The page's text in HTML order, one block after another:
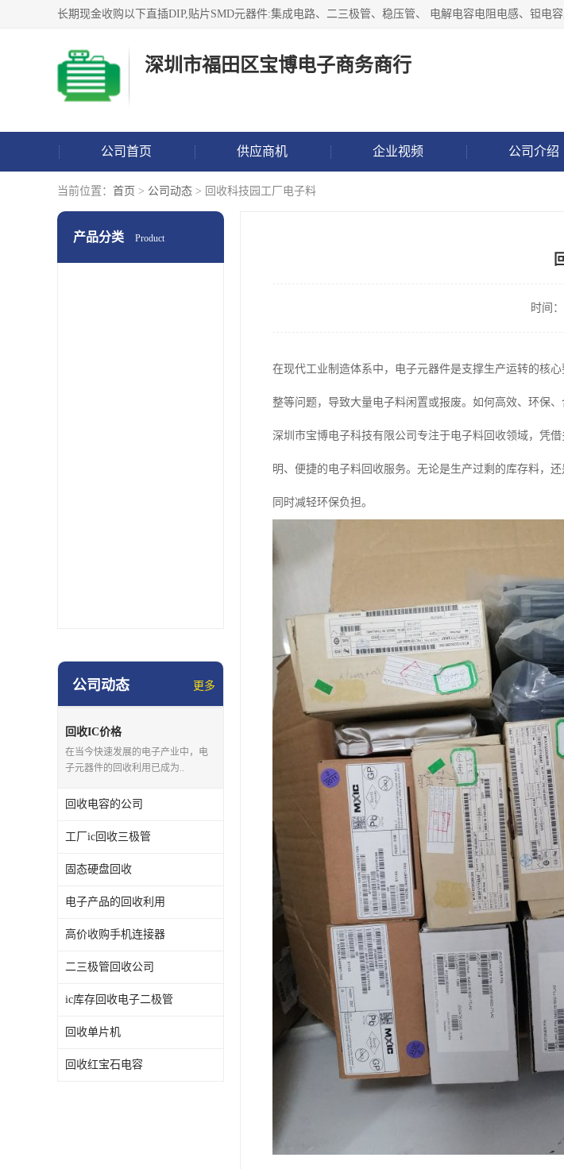
深圳市福田区宝博电子商务商行
公司首页 供应商机 企业视频 公司介绍
当前位置： 首页 > 公司动态 > 回收科技园工厂电子料
产品分类 Product
公司动态 更多
回收IC价格
在当今快速发展的电子产业中，电
子元器件的回收利用已成为..
回收电容的公司
工厂ic回收三极管
固态硬盘回收
电子产品的回收利用
高价收购手机连接器
二三极管回收公司
ic库存回收电子二极管
回收单片机
回收红宝石电容
时间
在现代工业制造体系中，电子元器件是支撑生产运转的核
整等问题，导致大量电子料闲置或报废。如何高效、环保
深圳市宝博电子科技有限公司专注于电子料回收领域，凭
明、便捷的电子料回收服务。无论是生产过剩的库存料，
同时减轻环保负担。